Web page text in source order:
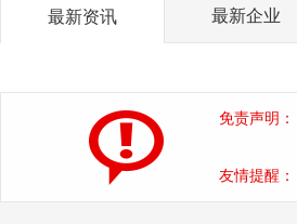
最新资讯 最新企业
免责声明：
友情提醒：